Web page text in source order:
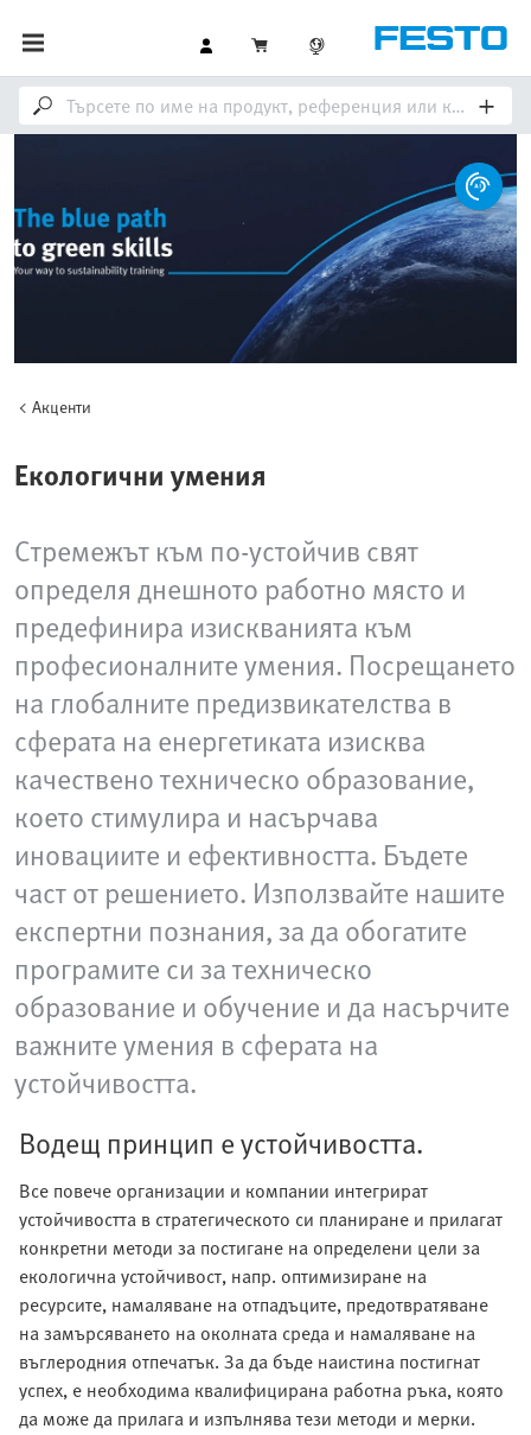
Акценти
Екологични умения
Стремежът към по-устойчив свят
определя днешното работно място и
предефинира изискванията към
професионалните умения. Посрещането
на глобалните предизвикателства в
сферата на енергетиката изисква
качествено техническо образование,
което стимулира и насърчава
иновациите и ефективността. Бъдете
част от решението. Използвайте нашите
експертни познания, за да обогатите
програмите си за техническо
образование и обучение и да насърчите
важните умения в сферата на
устойчивостта.
Водещ принцип е устойчивостта.
Все повече организации и компании интегрират
устойчивостта в стратегическото си планиране и прилагат
конкретни методи за постигане на определени цели за
екологична устойчивост, напр. оптимизиране на
ресурсите, намаляване на отпадъците, предотвратяване
на замърсяването на околната среда и намаляване на
въглеродния отпечатък. За да бъде наистина постигнат
успех, е необходима квалифицирана работна ръка, която
да може да прилага и изпълнява тези методи и мерки.